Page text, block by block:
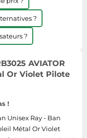
?
?
AVIATOR
Or Violet Pilote
!
Unisex Ray - Ban
Métal Or Violet